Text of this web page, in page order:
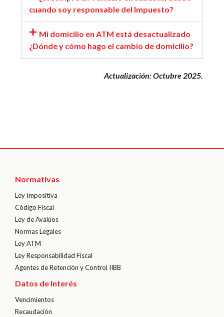
cuando soy responsable del Impuesto?
Mi domicilio en ATM está desactualizado
¿Dónde y cómo hago el cambio de domicilio?
Actualización: Octubre 2025.
Normativas
Ley Impositiva
Código Fiscal
Ley de Avalúos
Normas Legales
Ley ATM
Ley Responsabilidad Fiscal
Agentes de Retención y Control IIBB
Datos de Interés
Vencimientos
Recaudación